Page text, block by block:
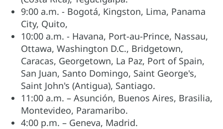
9:00 a.m. - Bogotá, Kingston, Lima, Panama
City, Quito,
10:00 a.m. - Havana, Port-au-Prince, Nassau,
Ottawa, Washington D.C., Bridgetown,
Caracas, Georgetown, La Paz, Port of Spain,
San Juan, Santo Domingo, Saint George's,
Saint John's (Antigua), Santiago.
11:00 a.m. – Asunción, Buenos Aires, Brasilia,
Montevideo, Paramaribo.
4:00 p.m. – Geneva, Madrid.